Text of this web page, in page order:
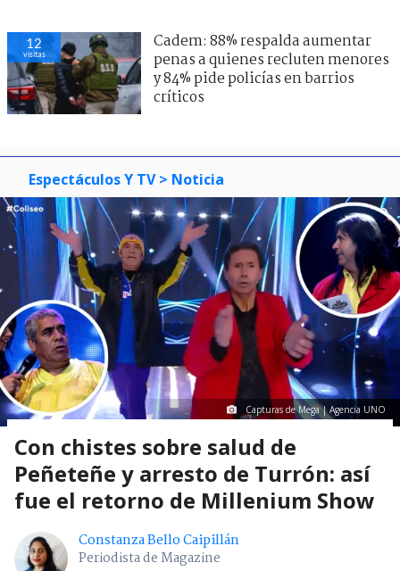
12
visitas
Cadem: 88% respalda aumentar
penas a quienes recluten menores
y 84% pide policías en barrios
críticos
Espectáculos Y TV > Noticia
Capturas de Mega | Agencia UNO
Con chistes sobre salud de
Peñeteñe y arresto de Turrón: así
fue el retorno de Millenium Show
Constanza Bello Caipillán
Periodista de Magazine